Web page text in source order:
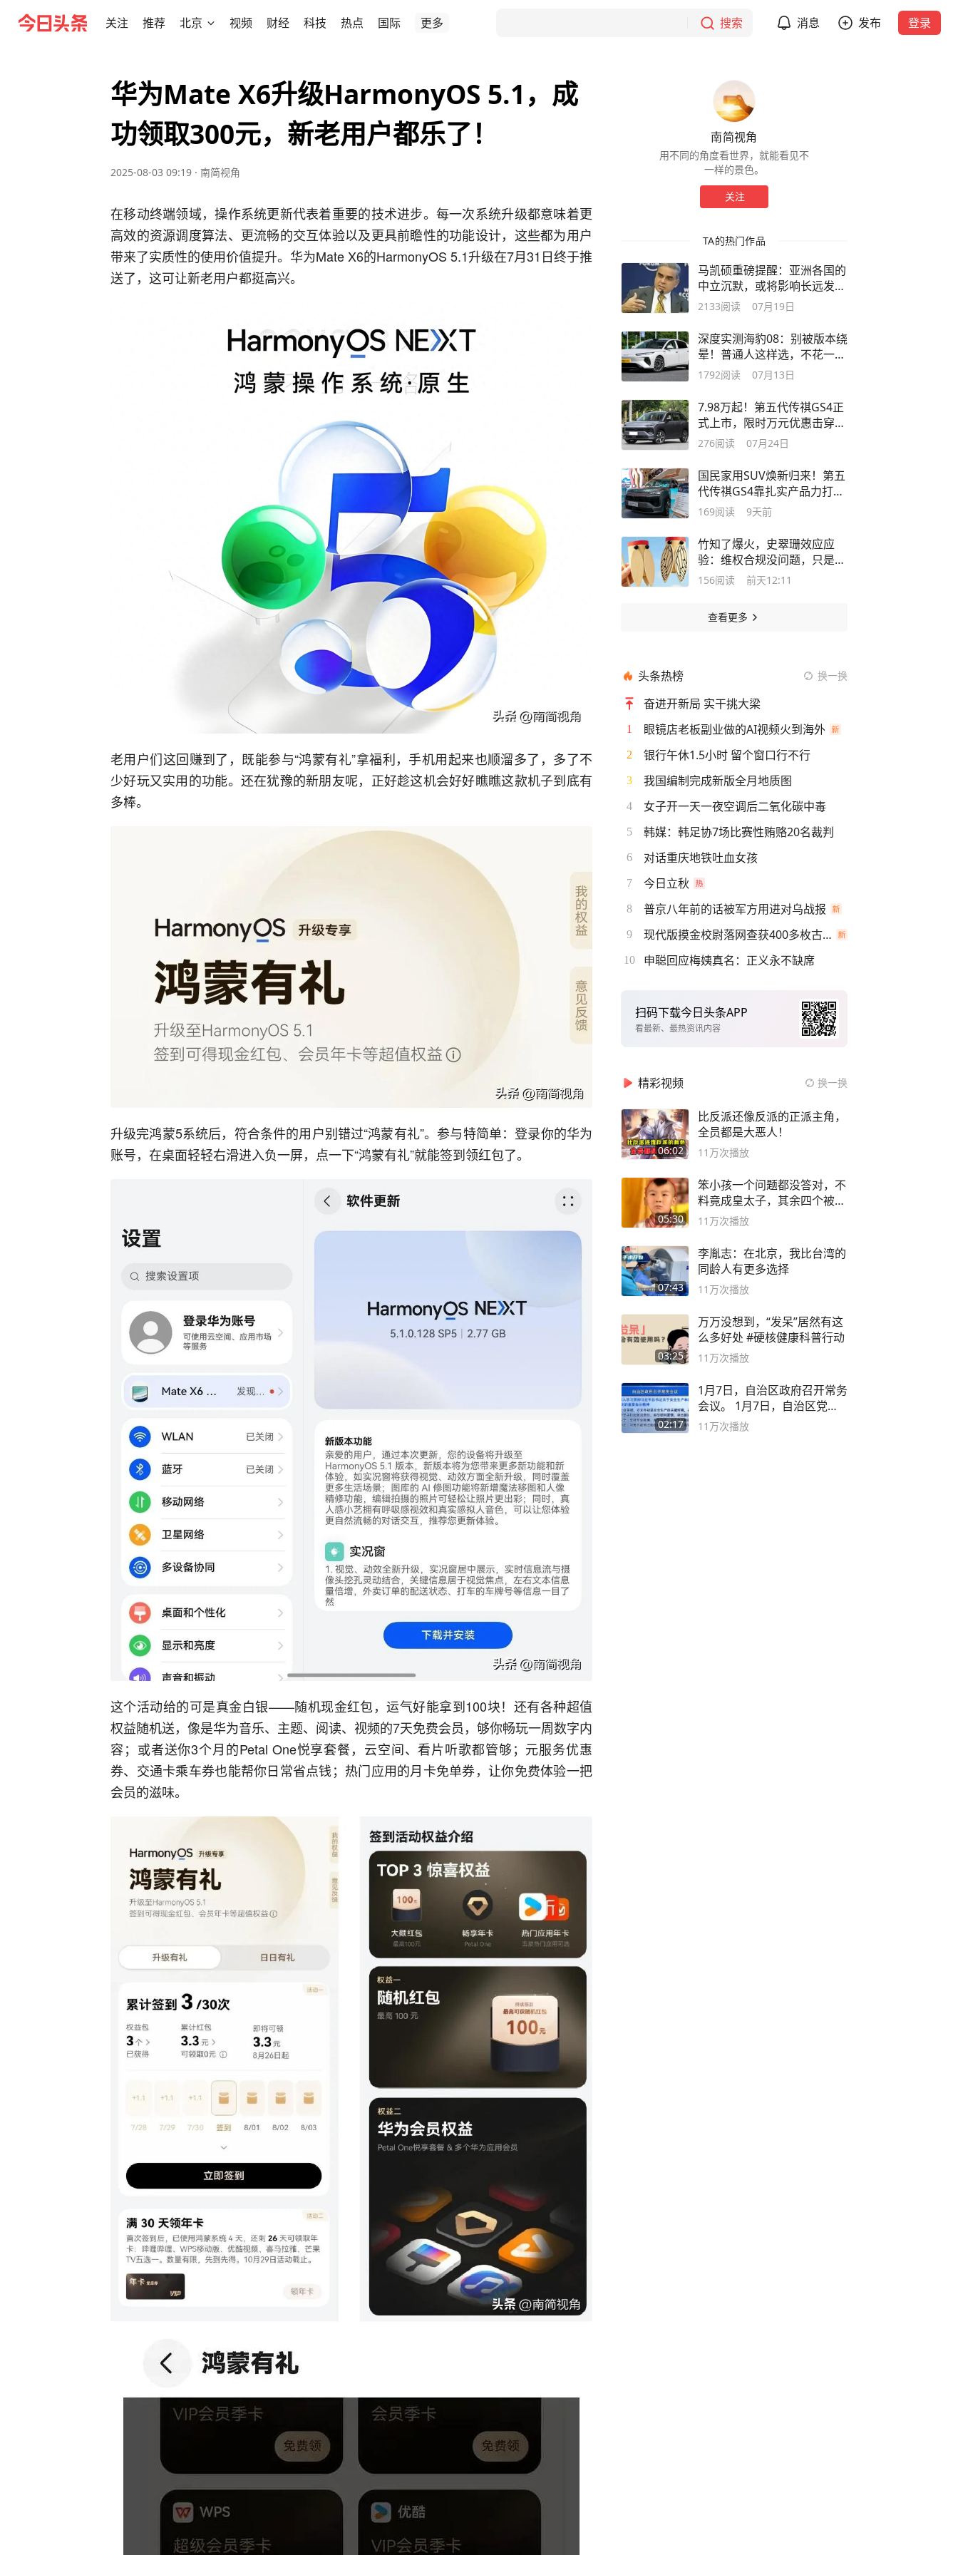
关注 推荐 北京 视频 财经 科技 热点 国际 更多 搜索 消息 发布 登录
华为Mate X6升级HarmonyOS 5.1，成
功领取300元，新老用户都乐了！
2025-08-03 09:19 · 南简视角
在移动终端领域，操作系统更新代表着重要的技术进步。每一次系统升级都意味着更
高效的资源调度算法、更流畅的交互体验以及更具前瞻性的功能设计，这些都为用户
带来了实质性的使用价值提升。华为Mate X6的HarmonyOS 5.1升级在7月31日终于推
送了，这可让新老用户都挺高兴。
老用户们这回赚到了，既能参与“鸿蒙有礼”拿福利，手机用起来也顺溜多了，多了不
少好玩又实用的功能。还在犹豫的新朋友呢，正好趁这机会好好瞧瞧这款机子到底有
多棒。
升级完鸿蒙5系统后，符合条件的用户别错过“鸿蒙有礼”。参与特简单：登录你的华为
账号，在桌面轻轻右滑进入负一屏，点一下“鸿蒙有礼”就能签到领红包了。
这个活动给的可是真金白银——随机现金红包，运气好能拿到100块！还有各种超值
权益随机送，像是华为音乐、主题、阅读、视频的7天免费会员，够你畅玩一周数字内
容；或者送你3个月的Petal One悦享套餐，云空间、看片听歌都管够；元服务优惠
券、交通卡乘车券也能帮你日常省点钱；热门应用的月卡免单券，让你免费体验一把
会员的滋味。
南简视角
用不同的角度看世界，就能看见不
一样的景色。
关注
TA的热门作品
马凯硕重磅提醒：亚洲各国的
中立沉默，或将影响长远发展
布局
2133阅读 07月19日
深度实测海豹08：别被版本绕
晕！普通人这样选，不花一分
冤枉钱
1792阅读 07月13日
7.98万起！第五代传祺GS4正
式上市，限时万元优惠击穿家
用车底价
276阅读 07月24日
国民家用SUV焕新归来！第五
代传祺GS4靠扎实产品力打动
务实家庭
169阅读 9天前
竹知了爆火，史翠珊效应应
验：维权合规没问题，只是舆
论没拿捏好
156阅读 前天12:11
查看更多
头条热榜 换一换
奋进开新局 实干挑大梁
1 眼镜店老板副业做的AI视频火到海外
2 银行午休1.5小时 留个窗口行不行
3 我国编制完成新版全月地质图
4 女子开一天一夜空调后二氧化碳中毒
5 韩媒：韩足协7场比赛性贿赂20名裁判
6 对话重庆地铁吐血女孩
7 今日立秋
8 普京八年前的话被军方用进对乌战报
9 现代版摸金校尉落网查获400多枚古币
10 申聪回应梅姨真名：正义永不缺席
扫码下载今日头条APP
看最新、最热资讯内容
精彩视频 换一换
06:02
比反派还像反派的正派主角，
全员都是大恶人！
11万次播放
05:30
笨小孩一个问题都没答对，不
料竟成皇太子，其余四个被处
死
11万次播放
07:43
李胤志：在北京，我比台湾的
同龄人有更多选择
11万次播放
03:25
万万没想到，“发呆”居然有这
么多好处 #硬核健康科普行动
11万次播放
02:17
1月7日，自治区政府召开常务
会议。 1月7日，自治区党委
副书记
11万次播放